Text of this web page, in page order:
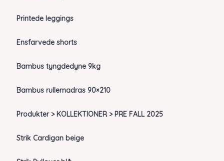
Printede leggings
Ensfarvede shorts
Bambus tyngdedyne 9kg
Bambus rullemadras 90×210
Produkter > KOLLEKTIONER > PRE FALL 2025
Strik Cardigan beige